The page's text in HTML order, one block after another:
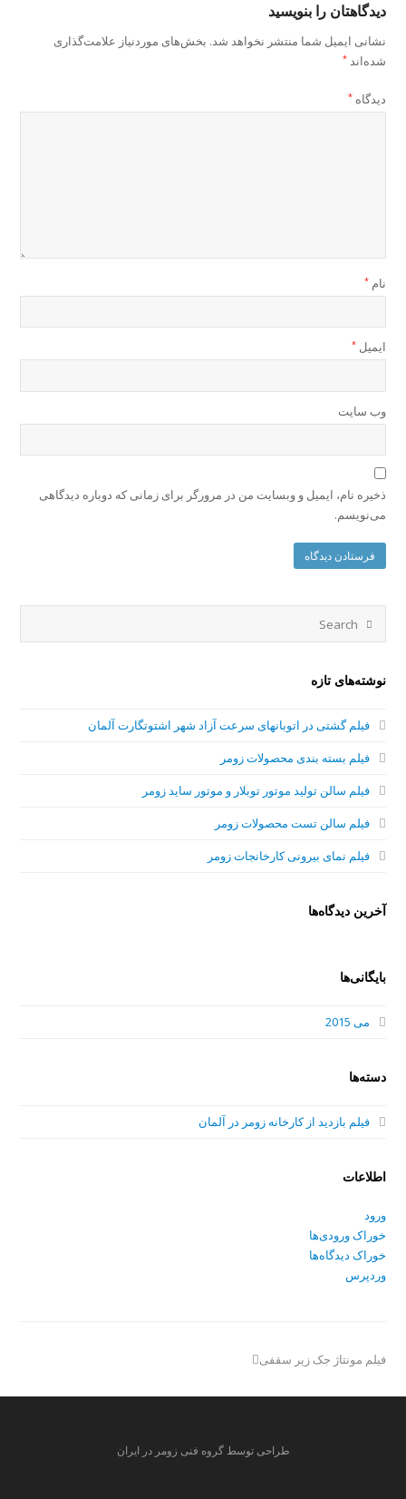
دیدگاهتان را بنویسید
نشانی ایمیل شما منتشر نخواهد شد. بخش‌های موردنیاز علامت‌گذاری
شده‌اند*
دیدگاه*
نام*
ایمیل*
وب‌ سایت
ذخیره نام، ایمیل و وبسایت من در مرورگر برای زمانی که دوباره دیدگاهی
می‌نویسم.
نوشته‌های تازه
فیلم گشتی در اتوبانهای سرعت آزاد شهر اشتوتگارت آلمان
فیلم بسته بندی محصولات زومر
فیلم سالن تولید موتور توبلار و موتور ساید زومر
فیلم سالن تست محصولات زومر
فیلم نمای بیرونی کارخانجات زومر
آخرین دیدگاه‌ها
بایگانی‌ها
می 2015
دسته‌ها
فیلم بازدید از کارخانه زومر در آلمان
اطلاعات
ورود
خوراک ورودی‌ها
خوراک دیدگاه‌ها
وردپرس
فیلم مونتاژ جک زیر سقفی
طراحی توسط گروه فنی زومر در ایران